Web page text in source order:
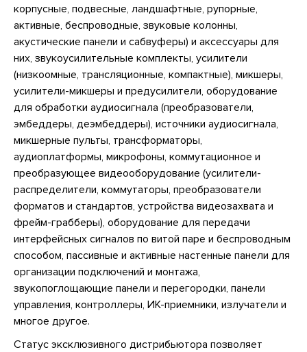
корпусные, подвесные, ландшафтные, рупорные,
активные, беспроводные, звуковые колонны,
акустические панели и сабвуферы) и аксессуары для
них, звукоусилительные комплекты, усилители
(низкоомные, трансляционные, компактные), микшеры,
усилители-микшеры и предусилители, оборудование
для обработки аудиосигнала (преобразователи,
эмбеддеры, деэмбеддеры), источники аудиосигнала,
микшерные пульты, трансформаторы,
аудиоплатформы, микрофоны, коммутационное и
преобразующее видеооборудование (усилители-
распределители, коммутаторы, преобразователи
форматов и стандартов, устройства видеозахвата и
фрейм-грабберы), оборудование для передачи
интерфейсных сигналов по витой паре и беспроводным
способом, пассивные и активные настенные панели для
организации подключений и монтажа,
звукопоглощающие панели и перегородки, панели
управления, контроллеры, ИК-приемники, излучатели и
многое другое.
Статус эксклюзивного дистрибьютора позволяет